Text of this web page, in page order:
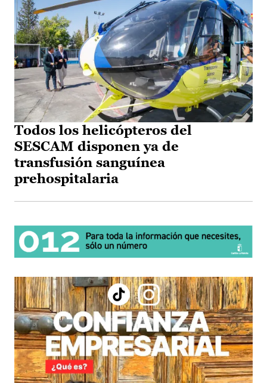
Todos los helicópteros del
SESCAM disponen ya de
transfusión sanguínea
prehospitalaria